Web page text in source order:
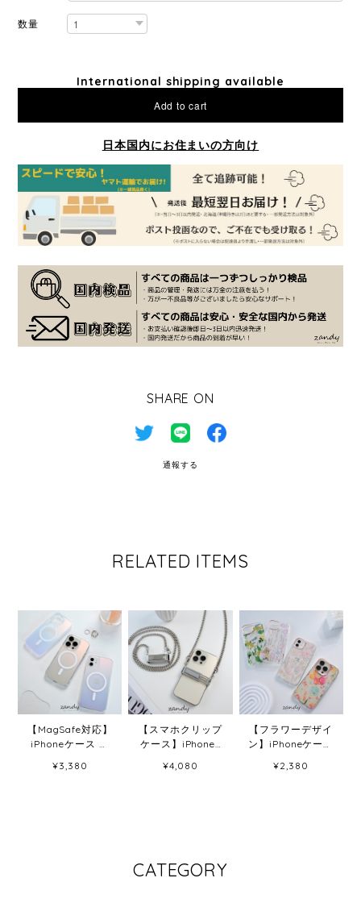
数量
International shipping available
Add to cart
日本国内にお住まいの方向け
SHARE ON
通報する
RELATED ITEMS
【MagSafe対応】
iPhoneケース オ
¥3,380
【スマホクリップ
ケース】iPhone/
ョルダー
¥4,080
【フラワーデザイ
ン】iPhoneケース
¥2,380
CATEGORY